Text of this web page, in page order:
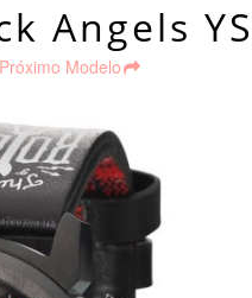
Angels
Próximo Modelo